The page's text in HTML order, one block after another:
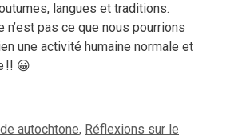
langues et traditions.
n’est pas ce que nous pourrions
une activité humaine normale et
!! 😀
autochtone, Réflexions sur le